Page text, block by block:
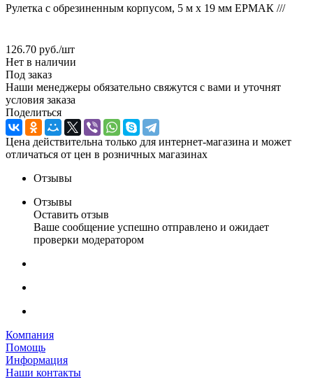
Рулетка с обрезиненным корпусом, 5 м х 19 мм ЕРМАК ///
126.70 руб./шт
Нет в наличии
Под заказ
Наши менеджеры обязательно свяжутся с вами и уточнят
условия заказа
Поделиться
Цена действительна только для интернет-магазина и может
отличаться от цен в розничных магазинах
Отзывы
Отзывы
Оставить отзыв
Ваше сообщение успешно отправлено и ожидает
проверки модератором
Компания
Помощь
Информация
Наши контакты